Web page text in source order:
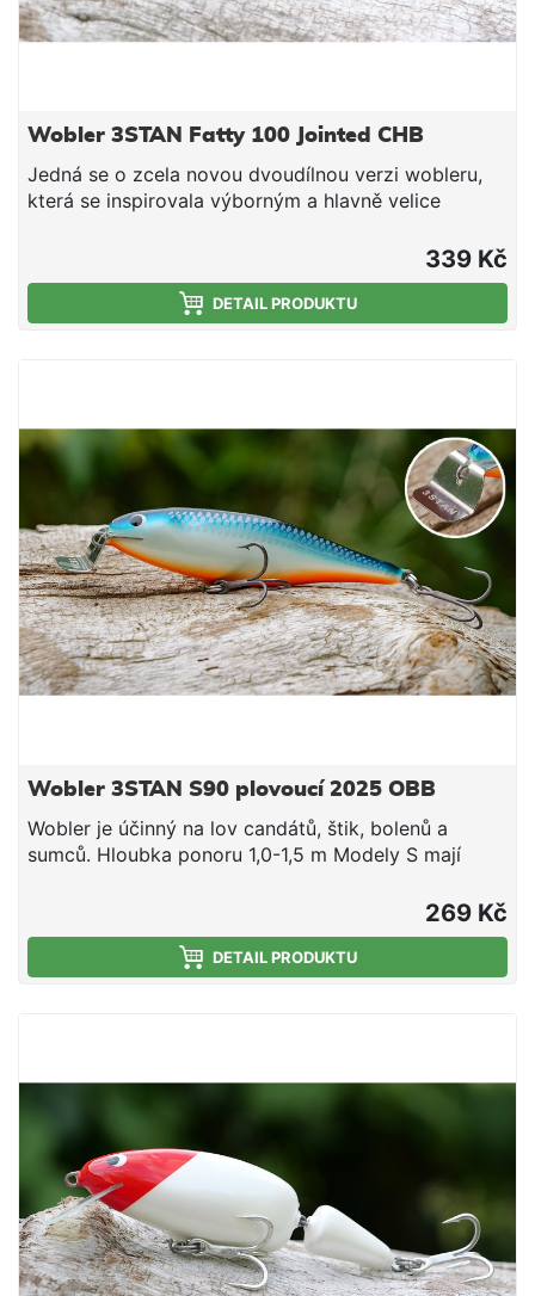
Wobler 3STAN Fatty 100 Jointed CHB
Jedná se o zcela novou dvoudílnou verzi wobleru,
která se inspirovala výborným a hlavně velice
vzhledem je účinný na lov candátů, štik a sumců.
Hloubka ponoru: 0,3 - 0,8 m. Nástraha je osazena
dvěma velmi pevnými a kvalitními trojháčky značky
vláčecími zkušenosti. Vyzkoušejte slovenský
wobler, který snese srovnání s nejdražší japonskou
konkurencí! Technické údaje: Délka: 100 mm
Hmotnost: 22 g Hloubka ponoru: 0,3 - 0,8 m
339 Kč
DETAIL PRODUKTU
Wobler 3STAN S90 plovoucí 2025 OBB
Wobler je účinný na lov candátů, štik, bolenů a
sumců. Hloubka ponoru 1,0-1,5 m Modely S mají
frekvence (agresivní chod) s menší amplitudou.
Nástraha je osazena 3D očima a dvěma kvalitními
trojháčky značky IchikawaKamakiri #4 vyrobenými v
Japonsku. Wobler Tristan je originální slovenský
Vyzkoušejte slovenský wobler, který snese srovnání
s nejdražší japonskou konkurencí!
269 Kč
DETAIL PRODUKTU